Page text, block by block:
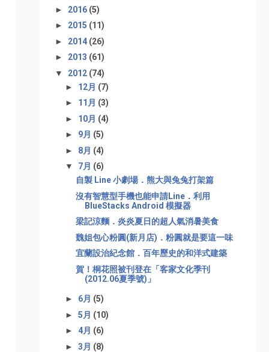
► 2016 (5)
► 2015 (11)
► 2014 (26)
► 2013 (61)
▼ 2012 (74)
► 12月 (7)
► 11月 (3)
► 10月 (4)
► 9月 (5)
► 8月 (4)
▼ 7月 (6)
自製 Line 小劇場．熊大與兔兔打架篇
沒有智慧型手機也能申請Line．利用
BlueStacks Android 模擬器
梁記涼麵．炎炎夏日的超人氣消暑美食
魏姐包心粉圓(新月店)．粉圓就是要這一味
宜蘭設治紀念館．百年歷史的和洋式建築
賀！桐花照被刊登在「客家文化季刊
(2012.06夏季號)」
► 6月 (5)
► 5月 (10)
► 4月 (6)
► 3月 (8)